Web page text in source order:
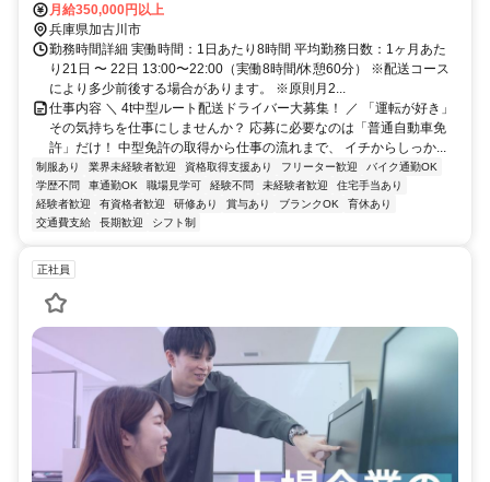
月給350,000円以上
兵庫県加古川市
勤務時間詳細 実働時間：1日あたり8時間 平均勤務日数：1ヶ月あた
り21日 〜 22日 13:00〜22:00（実働8時間/休憩60分） ※配送コース
により多少前後する場合があります。 ※原則月2...
仕事内容 ＼ 4t中型ルート配送ドライバー大募集！ ／ 「運転が好き」
その気持ちを仕事にしませんか？ 応募に必要なのは「普通自動車免
許」だけ！ 中型免許の取得から仕事の流れまで、 イチからしっか...
制服あり 業界未経験者歓迎 資格取得支援あり フリーター歓迎
バイク通勤OK
学歴不問
車通勤OK 職場見学可 経験不問 未経験者歓迎
住宅手当あり
経験者歓迎
有資格者歓迎 研修あり 賞与あり ブランクOK
育休あり
交通費支給
長期歓迎 シフト制
正社員